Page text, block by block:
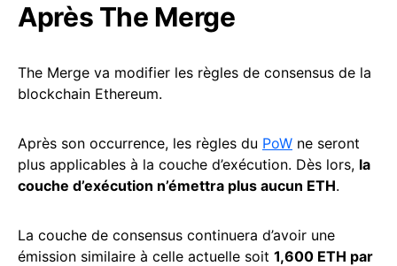
Après The Merge
The Merge va modifier les règles de consensus de la
blockchain Ethereum.
Après son occurrence, les règles du PoW ne seront
plus applicables à la couche d’exécution. Dès lors, la
couche d’exécution n’émettra plus aucun ETH.
La couche de consensus continuera d’avoir une
émission similaire à celle actuelle soit 1,600 ETH par